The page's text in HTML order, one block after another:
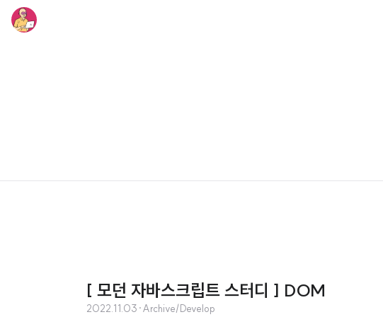
[ 모던 자바스크립트 스터디 ] DOM
2022.11.03 ·Archive/Develop